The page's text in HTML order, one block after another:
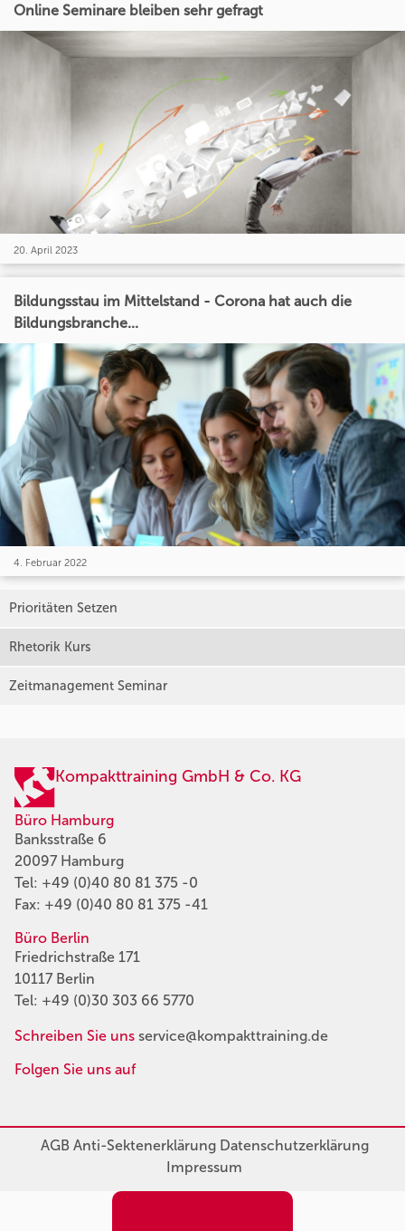
Online Seminare bleiben sehr gefragt
20. April 2023
Bildungsstau im Mittelstand - Corona hat auch die
Bildungsbranche...
4. Februar 2022
Prioritäten Setzen
Rhetorik Kurs
Zeitmanagement Seminar
Kompakttraining GmbH & Co. KG
Büro Hamburg
Banksstraße 6
20097 Hamburg
Tel: +49 (0)40 80 81 375 -0
Fax: +49 (0)40 80 81 375 -41
Büro Berlin
Friedrichstraße 171
10117 Berlin
Tel: +49 (0)30 303 66 5770
Schreiben Sie uns service@kompakttraining.de
Folgen Sie uns auf
AGBAnti-SektenerklärungDatenschutzerklärung
Impressum